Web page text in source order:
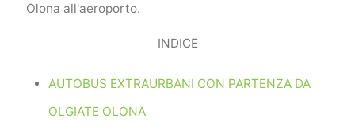
Olona all'aeroporto.
INDICE
AUTOBUS EXTRAURBANI CON PARTENZA DA
OLGIATE OLONA